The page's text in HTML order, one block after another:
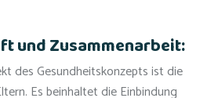
und Zusammenarbeit:
des Gesundheitskonzepts ist die
Es beinhaltet die Einbindung